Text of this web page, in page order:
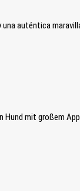
auténtica
Hund mit großem